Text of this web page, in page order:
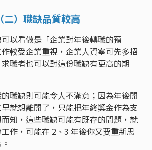
）職缺品質較高
以看做是「企業對年後轉職的預
較受企業重視，企業人資寧可先多招
職者也可以對這份職缺有更高的期
職缺則可能令人不滿意；因為年後開
就想離開了，只能把年終獎金作為支
知，這些職缺可能有既存的問題，就
作，可能在 2、3 年後你又要重新思